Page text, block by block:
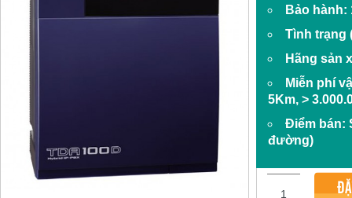
Bảo hành:
Tình trạng
Hãng sản
Miễn phí
5Km, >
Điểm bán:
đường)